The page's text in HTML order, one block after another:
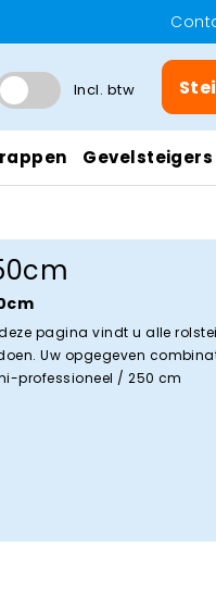
Incl. btw
Gevelsteigers
pagina vindt u alle
Uw opgegeven
professioneel / 250 cm